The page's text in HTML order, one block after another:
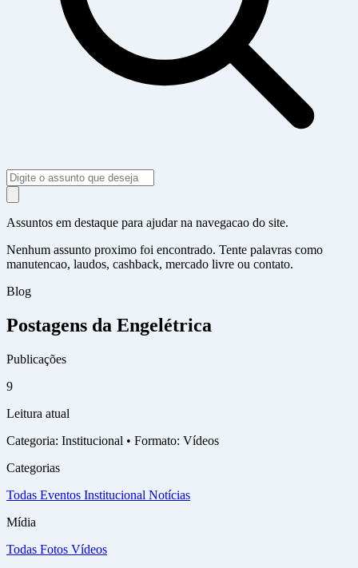
Assuntos em destaque para ajudar na navegacao do site.
Nenhum assunto proximo foi encontrado. Tente palavras como
manutencao, laudos, cashback, mercado livre ou contato.
Blog
Postagens da Engelétrica
Publicações
9
Leitura atual
Categoria: Institucional • Formato: Vídeos
Categorias
Todas Eventos Institucional Notícias
Mídia
Todas Fotos Vídeos